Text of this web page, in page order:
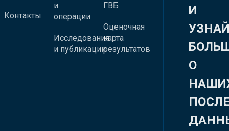
Контакты
и
операции
Исследования
и публикации
ГВБ
Оценочная
карта
результатов
И
О